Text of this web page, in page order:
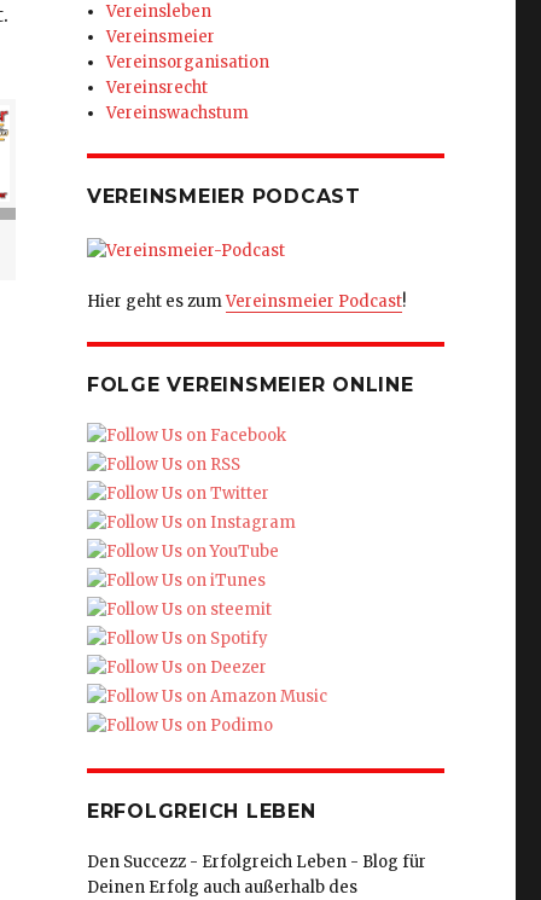
Vereinsleben
Vereinsmeier
Vereinsorganisation
Vereinsrecht
Vereinswachstum
VEREINSMEIER PODCAST
Hier geht es zumVereinsmeier Podcast!
FOLGE VEREINSMEIER ONLINE
ERFOLGREICH LEBEN
Den Succezz - Erfolgreich Leben - Blog für
Deinen Erfolg auch außerhalb des